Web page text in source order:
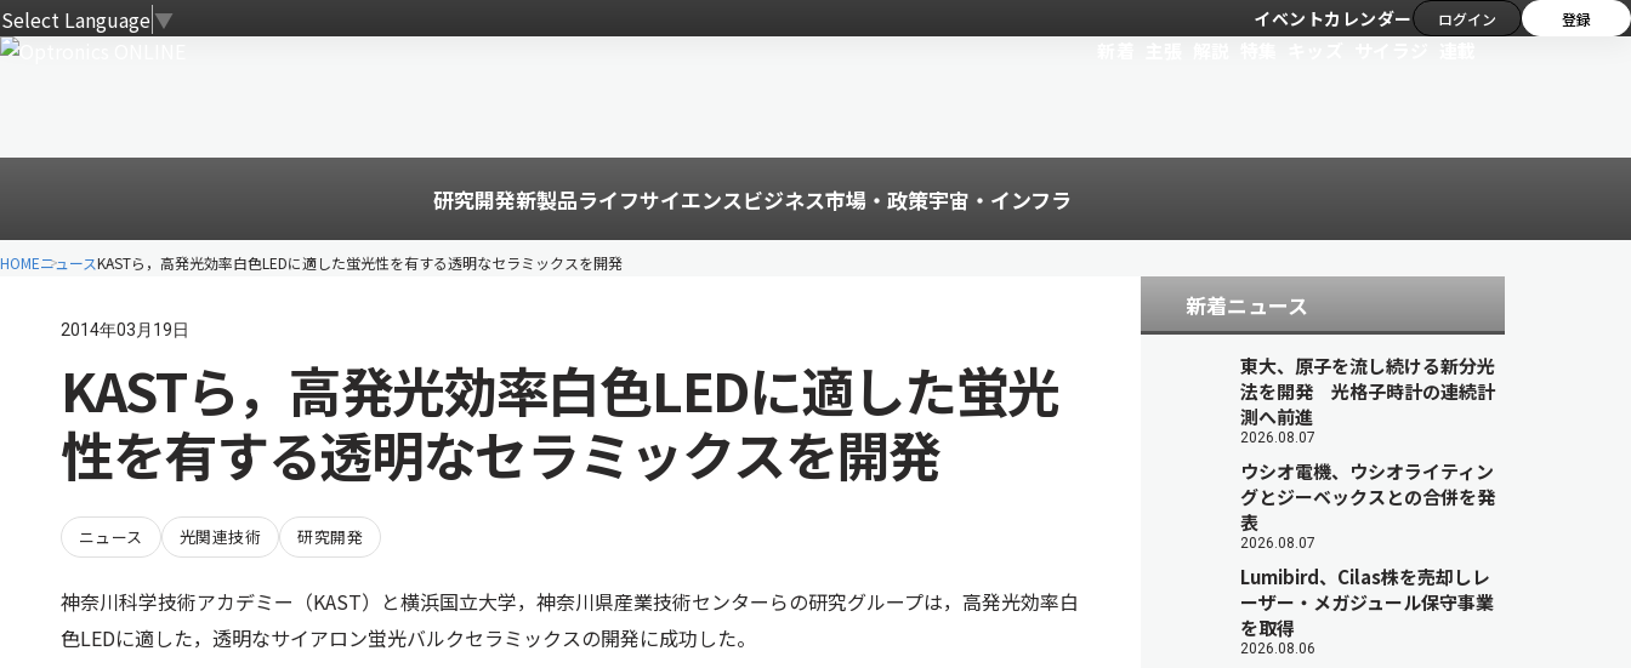
Select Language▼ イベントカレンダー ログイン 登録
研究開発新製品ライフサイエンスビジネス市場・政策宇宙・インフラ
HOMEニュースKASTら，高発光効率白色LEDに適した蛍光性を有する透明なセラミックスを開発
2014年03月19日
KASTら，高発光効率白色LEDに適した蛍光
性を有する透明なセラミックスを開発
ニュース 光関連技術 研究開発
神奈川科学技術アカデミー（KAST）と横浜国立大学，神奈川県産業技術センターらの研究グループは，高発光効率白
色LEDに適した，透明なサイアロン蛍光バルクセラミックスの開発に成功した。
新着ニュース
東大、原子を流し続ける新分光
法を開発 光格子時計の連続計
測へ前進
2026.08.07
ウシオ電機、ウシオライティン
グとジーベックスとの合併を発
表
2026.08.07
Lumibird、Cilas株を売却しレ
ーザー・メガジュール保守事業
を取得
2026.08.06